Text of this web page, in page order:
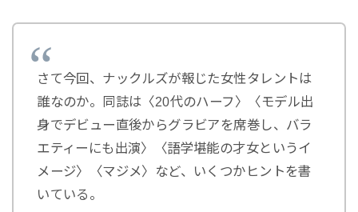
さて今回、ナックルズが報じた女性タレントは
誰なのか。同誌は〈20代のハーフ〉〈モデル出
身でデビュー直後からグラビアを席巻し、バラ
エティーにも出演〉〈語学堪能の才女というイ
メージ〉〈マジメ〉など、いくつかヒントを書
いている。